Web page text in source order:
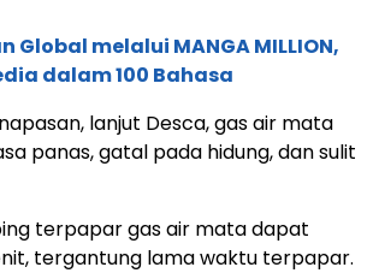
melalui MANGA MILLION,
dalam 100 Bahasa
lanjut Desca, gas air mata
panas, gatal pada hidung, dan sulit
terpapar gas air mata dapat
tergantung lama waktu terpapar.